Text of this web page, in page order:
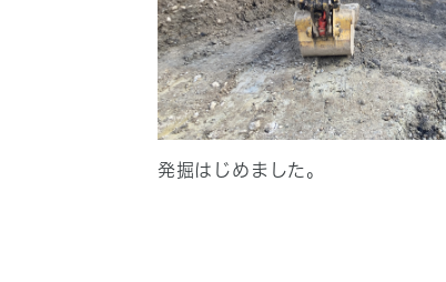
発掘はじめました。